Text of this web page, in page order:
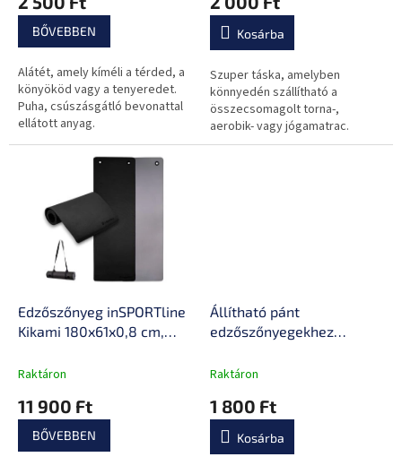
BŐVEBBEN
Alátét, amely kíméli a térded, a
könyököd vagy a tenyeredet.
Puha, csúszásgátló bevonattal
ellátott anyag.
Kosárba
Szuper táska, amelyben
könnyedén szállítható a
összecsomagolt torna-,
aerobik- vagy jógamatrac.
Edzőszőnyeg inSPORTline
Kikami 180x61x0,8 cm,
puha anyag, izzadság és
csúszásgátló felület,
hordozóheveder
Raktáron
11 900 Ft
BŐVEBBEN
Állítható pánt
edzőszőnyegekhez
torna-, aerobik- vagy
Raktáron
1 800 Ft
Kosárba